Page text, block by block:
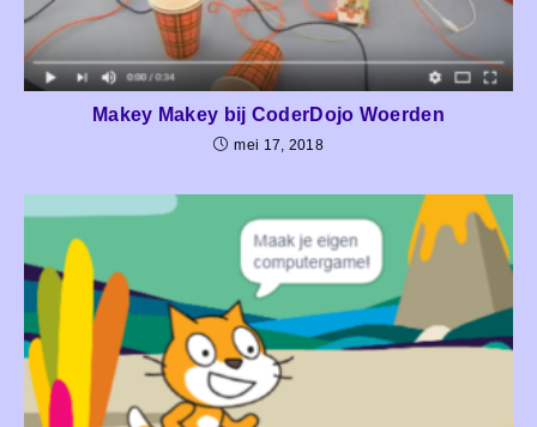
Makey Makey bij CoderDojo Woerden
mei 17, 2018